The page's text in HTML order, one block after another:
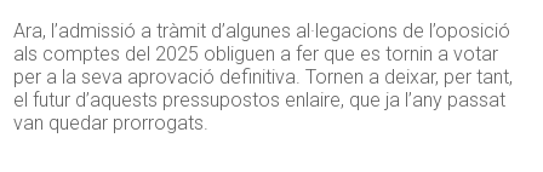
Ara, l’admissió a tràmit d’algunes al·legacions de l’oposició
als comptes del 2025 obliguen a fer que es tornin a votar
per a la seva aprovació definitiva. Tornen a deixar, per tant,
el futur d’aquests pressupostos enlaire, que ja l’any passat
van quedar prorrogats.